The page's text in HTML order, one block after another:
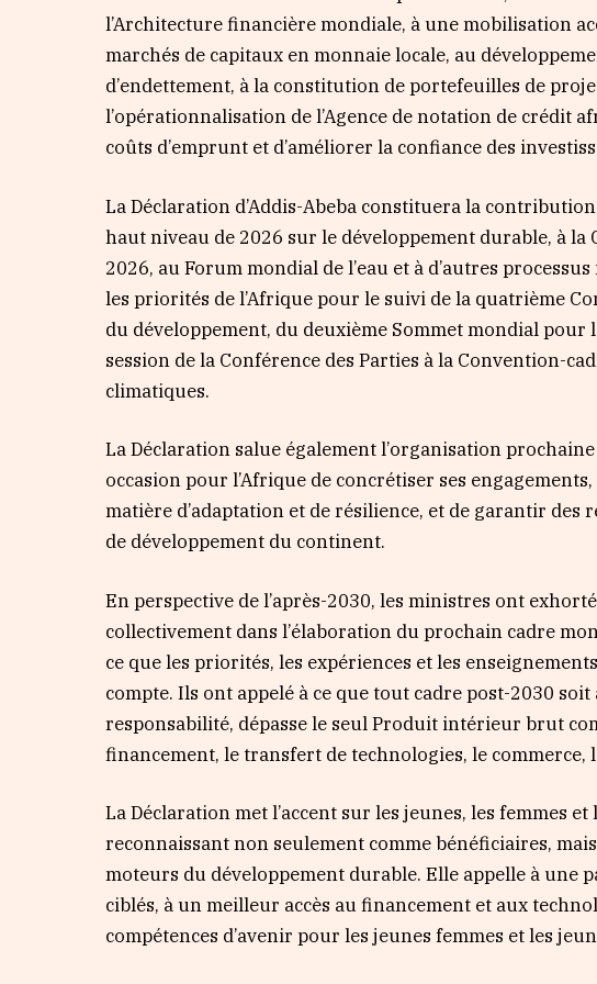
l’Architecture financière mondiale, à une mobilisation
marchés de capitaux en monnaie locale, au
d’endettement, à la constitution de portefeuilles de
l’opérationnalisation de l’Agence de notation de crédit
coûts d’emprunt et d’améliorer la confiance des
La Déclaration d’Addis-Abeba constituera la
haut niveau de 2026 sur le développement durable, à la
2026, au Forum mondial de l’eau et à d’autres
les priorités de l’Afrique pour le suivi de la quatrième
du développement, du deuxième Sommet mondial
session de la Conférence des Parties à la Convention-
climatiques.
La Déclaration salue également l’organisation
occasion pour l’Afrique de concrétiser ses
matière d’adaptation et de résilience, et de garantir
de développement du continent.
En perspective de l’après-2030, les ministres ont
collectivement dans l’élaboration du prochain cadre
ce que les priorités, les expériences et les
compte. Ils ont appelé à ce que tout cadre post-2030
responsabilité, dépasse le seul Produit intérieur brut
financement, le transfert de technologies, le commerce,
La Déclaration met l’accent sur les jeunes, les femmes
reconnaissant non seulement comme bénéficiaires,
moteurs du développement durable. Elle appelle à une
ciblés, à un meilleur accès au financement et aux
compétences d’avenir pour les jeunes femmes et les